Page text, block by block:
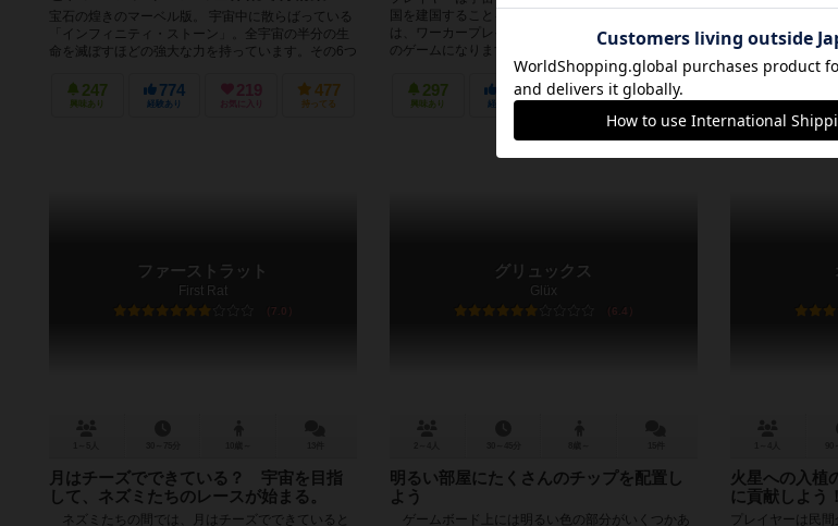
宝石の煌きのマーベル版。 宇宙中に散らばっている
「インフィニティ・ストーン」。全宇宙の半分の生
命を滅ぼすほどの強大な力を持っています。その6つ
247
興味あり
774
経験あり
219
お気に入り
477
持ってる
国を建国することを目標とします。 ジャンル的に
は、ワーカープレイスメントタイプ(以下ワープレ)
のゲームになります。が、このゲー...
297
興味あり
971
経験あり
213 639
し、未知の生命
の出会いは、我
ことだろう。 宇
ファーストラット
First Rat
7.0
月はチーズでできている？ 宇宙を目指
して、ネズミたちのレースが始まる。
ネズミたちの間では、月はチーズでできていると
グリュックス
Glüx
6.4
明るい部屋にたくさんのチップを配置し
よう
ゲームボード上には明るい色の部分がいくつかあ
火星への入植
に貢献しよう！
プレイヤーは民